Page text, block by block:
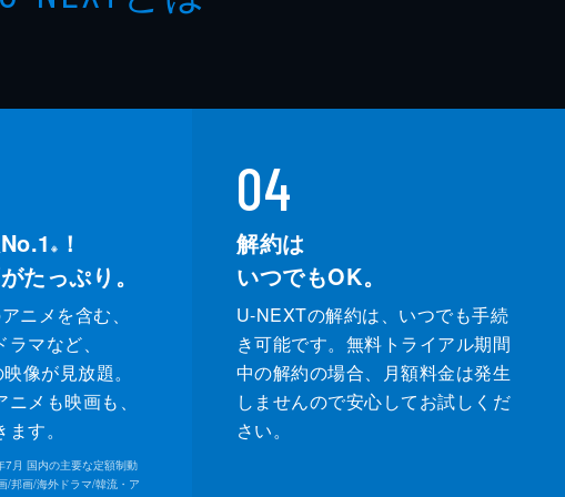
※
！
たっぷり。
ニメを含む、
マなど、
像が見放題。
メも映画も、
す。
⽉ 国内の主要な定額制動
/邦画/海外ドラマ/韓流・ア
04
解約は
いつでもOK。
U-NEXTの解約は、いつでも手続
き可能です。無料トライアル期間
中の解約の場合、月額料金は発生
しませんので安心してお試しくだ
さい。